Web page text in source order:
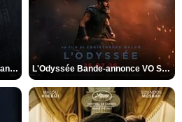
Spider-Man: Brand New Day Bande-annonce VO STFR L'Odyssée Bande-annonce VO STFR